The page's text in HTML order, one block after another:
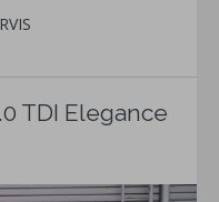
TDI Elegance